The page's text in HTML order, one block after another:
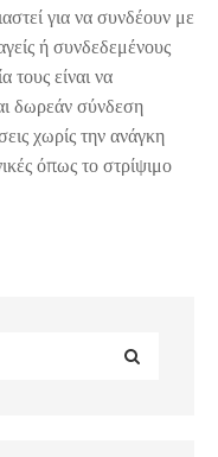
για να συνδέουν με
ή συνδεδεμένους
τους είναι να
δωρεάν σύνδεση
χωρίς την ανάγκη
όπως το στρίψιμο